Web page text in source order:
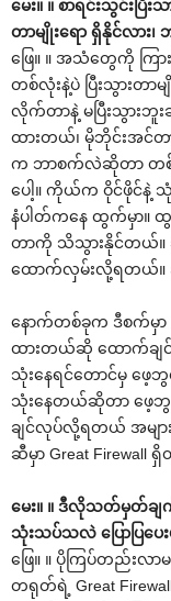
မေး။ ။ စာရင်းသွင်းပ
တာမျိုးရော ရှိနိုင်လား
ဖြေ။ ။ အသံတွေကို ကြာ
တစ်လုံးနဲ့ပဲ ပြီးသွားတ
လိုက်တာနဲ့ မပြီးသွားဘူ
ထားတယ်၊ မိုဘိုင်းအင်
က ဘာစက်လဲဆိုတာ တစ်ခ
ပေါ့။ ကိုယ်က ဝိုင်ဖိုင်နဲ့
နံပါတ်ကနေ ထွက်မှာ။
တာကို သိသွားနိုင်တယ်။
ထောက်လှမ်းလို့ရတယ်။
နောက်တစ်ခုက ဒီစက်မှ
ထားတယ်ဆို ထောက်ချ
သုံးနေရင်တောင်မှ ဖ
သုံးနေတယ်ဆိုတာ ဖေ့ဘွ
ချင်လုပ်လို့ရတယ် အမျာ
ဆီမှာ Great
မေး။ ။ ဒီလိုသတ်မှတ်ခ
သုံးသပ်သလဲ ပြောပြပေး
ဖြေ။ ။ ပိုကြပ်တည်း
တရုတ်ရဲ့ Great